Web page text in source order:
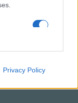
or
Privacy Policy